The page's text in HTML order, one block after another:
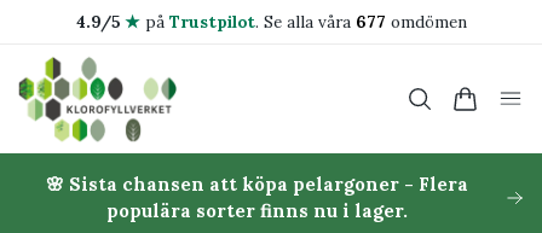
4.9/5 ★på Trustpilot. Se alla våra 677 omdömen
🌸 Sista chansen att köpa pelargoner - Flera
populära sorter finns nu i lager.